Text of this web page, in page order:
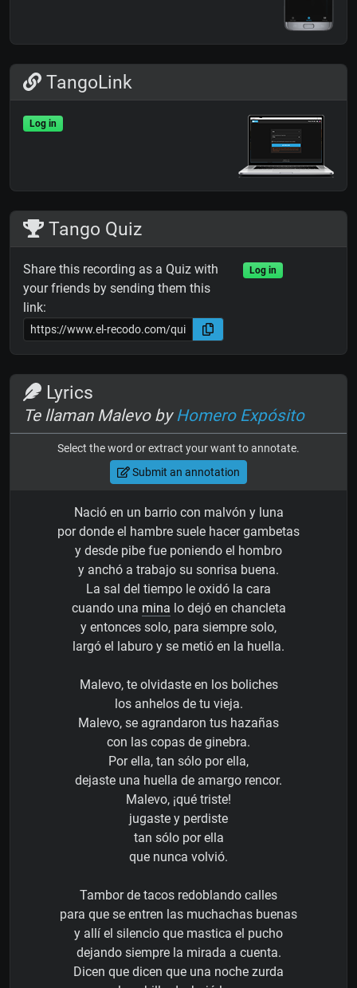
TangoLink
Log in
Tango Quiz
Share this recording as a Quiz with
your friends by sending them this
link:
Log in
Lyrics
Te llaman Malevo byHomero Expósito
Select the word or extract your want to annotate.
Submit an annotation
Nació en un barrio con malvón y luna
por donde el hambre suele hacer gambetas
y desde pibe fue poniendo el hombro
y anchó a trabajo su sonrisa buena.
La sal del tiempo le oxidó la cara
cuando una mina lo dejó en chancleta
y entonces solo, para siempre solo,
largó el laburo y se metió en la huella.
Malevo, te olvidaste en los boliches
los anhelos de tu vieja.
Malevo, se agrandaron tus hazañas
con las copas de ginebra.
Por ella, tan sólo por ella,
dejaste una huella de amargo rencor.
Malevo, ¡qué triste!
jugaste y perdiste
tan sólo por ella
que nunca volvió.
Tambor de tacos redoblando calles
para que se entren las muchachas buenas
y allí el silencio que mastica el pucho
dejando siempre la mirada a cuenta.
Dicen que dicen que una noche zurda